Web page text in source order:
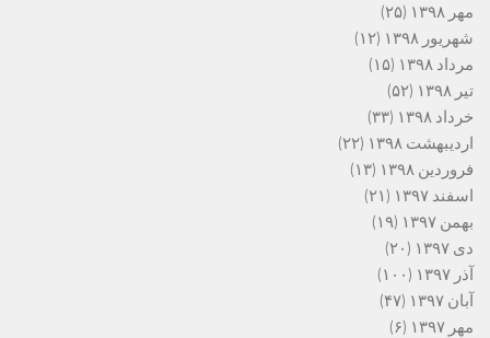
مهر ۱۳۹۸
(۲۵)
شهریور ۱۳۹۸
(۱۲)
مرداد ۱۳۹۸
(۱۵)
تیر ۱۳۹۸
(۵۲)
خرداد ۱۳۹۸
(۳۳)
اردیبهشت ۱۳۹۸
(۲۲)
فروردین ۱۳۹۸
(۱۳)
اسفند ۱۳۹۷
(۲۱)
بهمن ۱۳۹۷
(۱۹)
دی ۱۳۹۷
(۲۰)
آذر ۱۳۹۷
(۱۰۰)
آبان ۱۳۹۷
(۴۷)
مهر ۱۳۹۷
(۶)